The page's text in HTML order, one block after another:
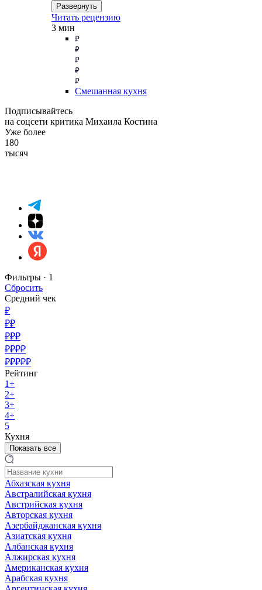
Развернуть
Читать рецензию
3 мин
Смешанная кухня
Подписывайтесь
на соцсети критика Михаила Костина
Уже более
180
тысяч
Фильтры · 1
Сбросить
Средний чек
₽
₽₽
₽₽₽
₽₽₽₽
₽₽₽₽₽
Рейтинг
1+
2+
3+
4+
5
Кухня
Показать все
Абхазская кухня
Австралийская кухня
Австрийская кухня
Авторская кухня
Азербайджанская кухня
Азиатская кухня
Албанская кухня
Алжирская кухня
Американская кухня
Арабская кухня